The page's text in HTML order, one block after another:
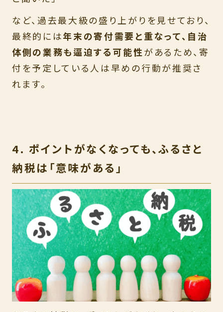
など、過去最大級の盛り上がりを見せており、
最終的には年末の寄付需要と重なって、自治
体側の業務も逼迫する可能性があるため、寄
付を予定している人は早めの行動が推奨さ
れます。
4. ポイントがなくなっても、ふるさと
納税は「意味がある」